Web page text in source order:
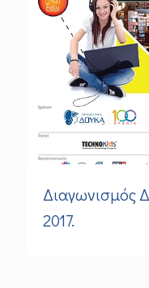
Διαγωνισμός
2017.